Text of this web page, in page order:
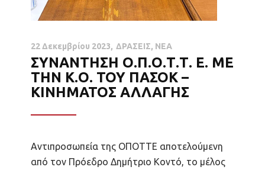
22 Δεκεμβρίου 2023 ΔΡΑΣΕΙΣ, ΝΕΑ
ΣΥΝΑΝΤΗΣΗ Ο.Π.Ο.Τ.Τ. Ε. ΜΕ
ΤΗΝ Κ.Ο. ΤΟΥ ΠΑΣΟΚ –
ΚΙΝΗΜΑΤΟΣ ΑΛΛΑΓΗΣ
Αντιπροσωπεία της ΟΠΟΤΤΕ αποτελούμενη
από τον Πρόεδρο Δημήτριο Κοντό, το μέλος